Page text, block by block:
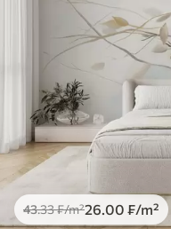
43.33₣/m²26 .00 ₣/m²